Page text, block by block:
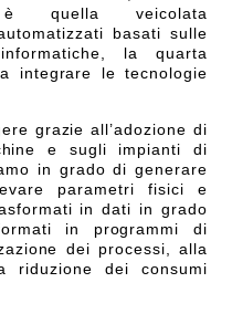
è quella veicolata
basati sulle
la quarta
integrare le tecnologie
grazie all’adozione di
e sugli impianti di
in grado di generare
parametri fisici e
in dati in grado
in programmi di
dei processi, alla
riduzione dei consumi